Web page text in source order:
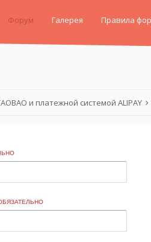
Форум Галерея Правила
и платежной системой ALIPAY